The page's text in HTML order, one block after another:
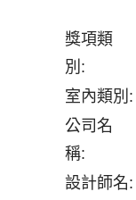
獎項類
別:
室內類別:
公司名
稱:
設計師名: